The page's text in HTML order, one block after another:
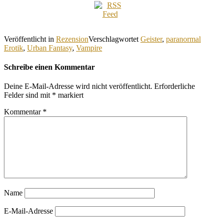
Veröffentlicht in RezensionVerschlagwortet Geister, paranormal
Erotik, Urban Fantasy, Vampire
Schreibe einen Kommentar
Deine E-Mail-Adresse wird nicht veröffentlicht. Erforderliche
Felder sind mit * markiert
Kommentar *
Name
E-Mail-Adresse